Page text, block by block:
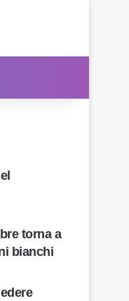
torna a
bianchi